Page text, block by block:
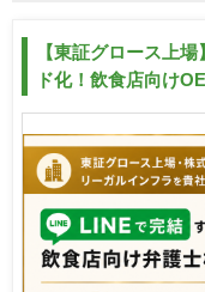
【東証グロース上
ド化！飲食店向け